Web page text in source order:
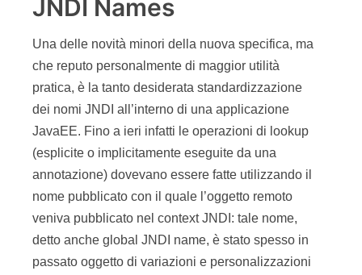
JNDI Names
Una delle novità minori della nuova specifica, ma
che reputo personalmente di maggior utilità
pratica, è la tanto desiderata standardizzazione
dei nomi JNDI all’interno di una applicazione
JavaEE. Fino a ieri infatti le operazioni di lookup
(esplicite o implicitamente eseguite da una
annotazione) dovevano essere fatte utilizzando il
nome pubblicato con il quale l’oggetto remoto
veniva pubblicato nel context JNDI: tale nome,
detto anche global JNDI name, è stato spesso in
passato oggetto di variazioni e personalizzazioni